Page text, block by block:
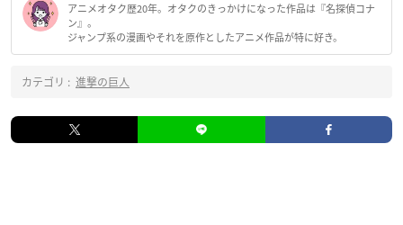
アニメオタク歴20年。オタクのきっかけになった作品は『名探偵コナ
ン』。
ジャンプ系の漫画やそれを原作としたアニメ作品が特に好き。
カテゴリ : 進撃の巨人